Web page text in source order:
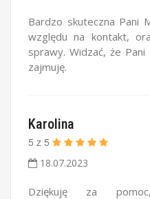
Bardzo skuteczna Pani
względu na kontakt,
sprawy. Widzać, że
zajmuję.
Karolina
5 z 5
18.07.2023
Dziękuję za